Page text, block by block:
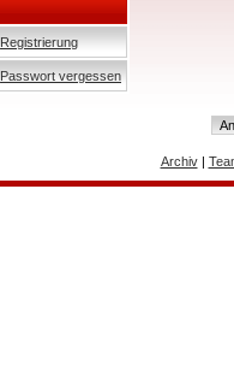
Registrierung
Passwort vergessen
Archiv|